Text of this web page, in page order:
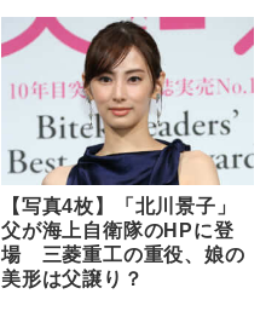
【写真4枚】「北川景子」
父が海上自衛隊のHPに登
場 三菱重工の重役、娘の
美形は父譲り？